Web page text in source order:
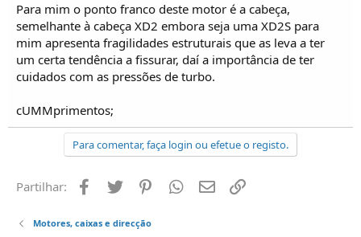
Para mim o ponto franco deste motor é a cabeça,
semelhante à cabeça XD2 embora seja uma XD2S para
mim apresenta fragilidades estruturais que as leva a ter
um certa tendência a fissurar, daí a importância de ter
cuidados com as pressões de turbo.
cUMMprimentos;
Para comentar, faça login ou efetue o registo.
Partilhar: Facebook
Twitter PinterestWhatsapp
Email
Motores, caixas e direcção